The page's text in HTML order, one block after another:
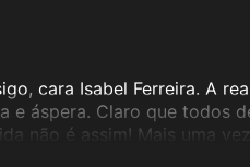
cara Isabel Ferreira. A
e áspera. Claro que todos
não é assim! Mais uma